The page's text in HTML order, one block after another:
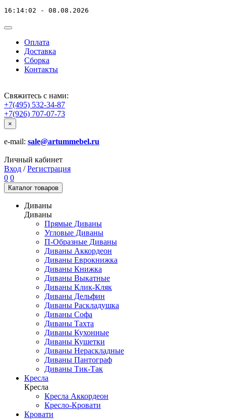
16:14:02 - 08.08.2026
Оплата
Доставка
Сборка
Контакты
Свяжитесь с нами:
+7(495) 532-34-87
+7(926) 707-07-73
×
e-mail: sale@artummebel.ru
Личный кабинет
Вход / Регистрация
0 0
Каталог товаров
Диваны
Диваны
Прямые Диваны
Угловые Диваны
П-Образные Диваны
Диваны Аккордеон
Диваны Еврокнижка
Диваны Книжка
Диваны Выкатные
Диваны Клик-Кляк
Диваны Дельфин
Диваны Раскладушка
Диваны Софа
Диваны Тахта
Диваны Кухонные
Диваны Кушетки
Диваны Нераскладные
Диваны Пантограф
Диваны Тик-Так
Кресла
Кресла
Кресла Аккордеон
Кресло-Кровати
Кровати